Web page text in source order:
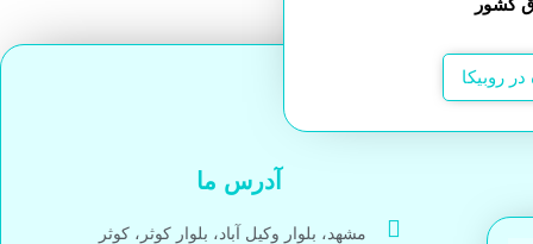
روبیکا
آدرس ما
مشهد، بلوار وکیل آباد، بلوار کوثر، کوثر